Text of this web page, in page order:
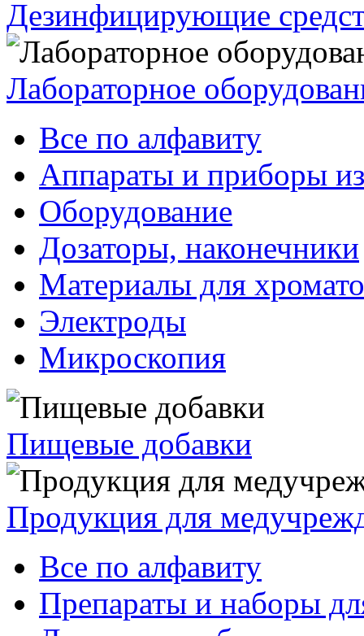
Дезинфицирующие
Лабораторное
Все по алфавиту
Аппараты и приборы из
Оборудование
Дозаторы, наконечники
Материалы для
Электроды
Микроскопия
Пищевые добавки
Продукция для
Все по алфавиту
Препараты и наборы